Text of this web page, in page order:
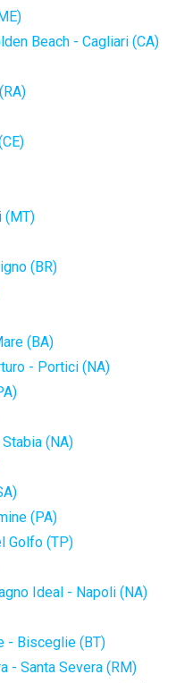
Beach - Cagliari (CA)
(MT)
(BR)
(BA)
- Portici (NA)
(NA)
(PA)
Golfo (TP)
Ideal - Napoli (NA)
- Bisceglie (BT)
- Santa Severa (RM)